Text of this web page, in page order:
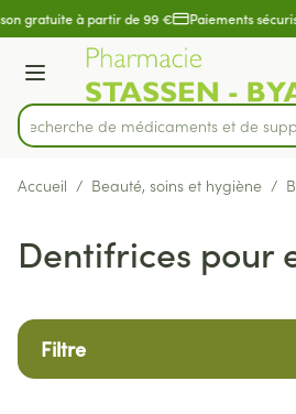
Aller au contenu
1 de 1
gratuite à partir de 99 € Paiements
Menu
Rechercher
Recherche de médicaments et de
Accueil / Beauté, soins et hygiène /
Dentifrices pour
Filtre